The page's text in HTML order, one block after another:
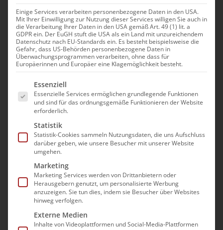
bad-Publikationen
für die ambulante
Pflege
Der bad e.V. unterstützt
Pflegeeinrichtungsträger und ihre
Leitungskräfte in der ambulanten Pflege,
indem er sie in einer Vielzahl speziell an sie
gerichtete Publikationen über alle wichtigen
Themen rund um ihre Arbeit informiert. Diese
Publikationen behandeln umfassend und
praxisnah die jeweiligen Themenbereiche
und helfen, Pflegeeinrichtungen erfolgreich
zu gründen, zu führen und
weiterzuentwickeln.
Einige Services verarbeiten personenbezogene Daten in den USA.
Mit Ihrer Einwilligung zur Nutzung dieser Services willigen Sie auch in
die Verarbeitung Ihrer Daten in den USA gemäß Art. 49 (1) lit. a
GDPR ein. Der EuGH stuft die USA als ein Land mit unzureichendem
Datenschutz nach EU-Standards ein. Es besteht beispielsweise die
Gefahr, dass US-Behörden personenbezogene Daten in
Überwachungsprogrammen verarbeiten, ohne dass für
Europäerinnen und Europäer eine Klagemöglichkeit besteht.
Es folgt eine Liste der Service-Gruppen, für die
Essenziell
Essenzielle Services ermöglichen grundlegende Funktionen
und sind für das ordnungsgemäße Funktionieren der Website
erforderlich.
Statistik
Statistik-Cookies sammeln Nutzungsdaten, die uns Aufschluss
darüber geben, wie unsere Besucher mit unserer Website
umgehen.
Marketing
Marketing Services werden von Drittanbietern oder
Herausgebern genutzt, um personalisierte Werbung
anzuzeigen. Sie tun dies, indem sie Besucher über Websites
hinweg verfolgen.
Externe Medien
Inhalte von Videoplattformen und Social-Media-Plattformen